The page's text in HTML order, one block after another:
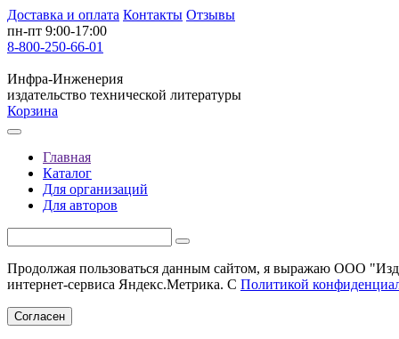
Доставка и оплата Контакты Отзывы
пн-пт 9:00-17:00
8-800-250-66-01
Инфра-Инженерия
издательство технической литературы
Корзина
Главная
Каталог
Для организаций
Для авторов
Продолжая пользоваться данным сайтом, я выражаю ООО
интернет-сервиса Яндекс.Метрика. С Политикой
Согласен